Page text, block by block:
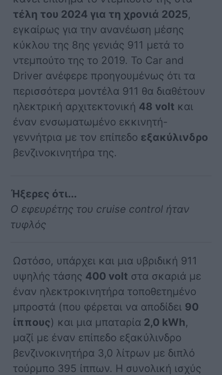
τέλη του 2024 για τη χρονιά 2025,
εγκαίρως για την ανανέωση μέσης
κύκλου της 8ης γενιάς 911 μετά το
ντεμπούτο της το 2019. Το Car and
Driver ανέφερε προηγουμένως ότι τα
περισσότερα μοντέλα 911 θα διαθέτουν
ηλεκτρική αρχιτεκτονική 48 volt και
έναν ενσωματωμένο εκκινητή-
γεννήτρια με τον επίπεδο εξακύλινδρο
βενζινοκινητήρα της.
Ήξερες ότι...
Ο εφευρέτης του cruise control ήταν
τυφλός
Ωστόσο, υπάρχει και μια υβριδική 911
υψηλής τάσης 400 volt στα σκαριά με
έναν ηλεκτροκινητήρα τοποθετημένο
μπροστά (που φέρεται να αποδίδει 90
ίππους) και μια μπαταρία 2,0 kWh,
μαζί με έναν επίπεδο εξακύλινδρο
βενζινοκινητήρα 3,0 λίτρων με διπλό
τούρμπο 395 ίππων. Η συνολική ισχύς